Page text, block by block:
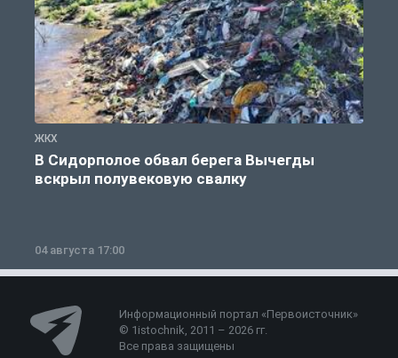
ЖКХ
В Сидорполое обвал берега Вычегды
вскрыл полувековую свалку
04 августа 17:00
Информационный портал «Первоисточник»
© 1istochnik, 2011 – 2026 гг.
Все права защищены